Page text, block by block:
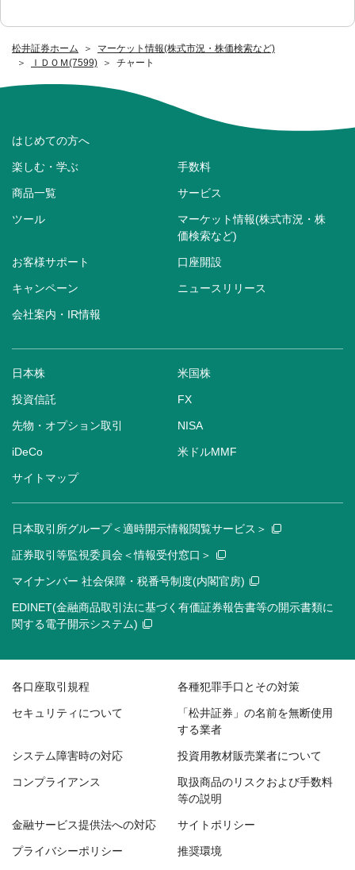
松井証券ホーム
マーケット情報(株式市況・株価検索など)
ＩＤＯＭ(7599)
チャート
はじめての方へ
楽しむ・学ぶ 手数料
商品一覧 サービス
ツール
マーケット情報(株式市況・株
価検索など)
お客様サポート 口座開設
キャンペーン ニュースリリース
会社案内・IR情報
日本株 米国株
投資信託 FX
先物・オプション取引 NISA
iDeCo 米ドルMMF
サイトマップ
日本取引所グループ＜適時開示情報閲覧サービス＞
証券取引等監視委員会＜情報受付窓口＞
マイナンバー 社会保障・税番号制度(内閣官房)
EDINET(金融商品取引法に基づく有価証券報告書等の開示書類に
関する電子開示システム)
各口座取引規程 各種犯罪手口とその対策
セキュリティについて
「松井証券」の名前を無断使用
する業者
システム障害時の対応 投資用教材販売業者について
コンプライアンス
取扱商品のリスクおよび手数料
等の説明
金融サービス提供法への対応 サイトポリシー
プライバシーポリシー 推奨環境